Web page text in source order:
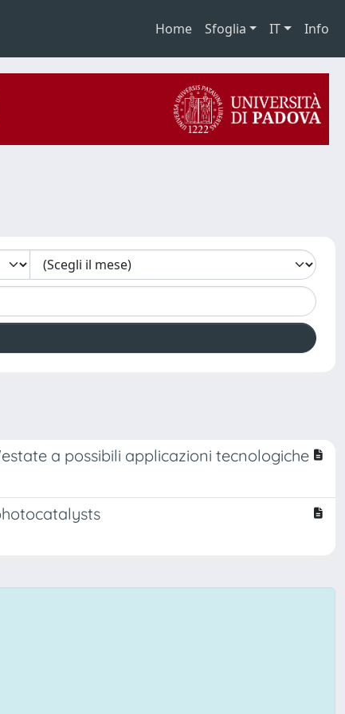
Home Sfoglia IT Info
a possibili applicazioni tecnologiche